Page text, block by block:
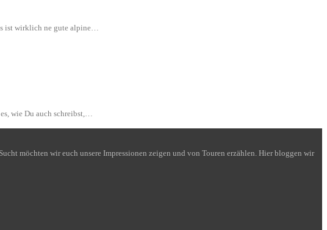
ist wirklich ne gute alpine…
wie Du auch schreibst,…
möchten wir euch unsere Impressionen zeigen und von Touren erzählen. Hier bloggen wir